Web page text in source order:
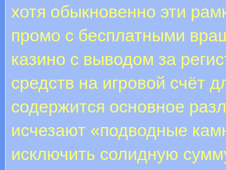
хотя обыкновенно эти
промо с бесплатными
казино с выводом за
средств на игровой счёт
содержится основное
исчезают «подводные
исключить солидную